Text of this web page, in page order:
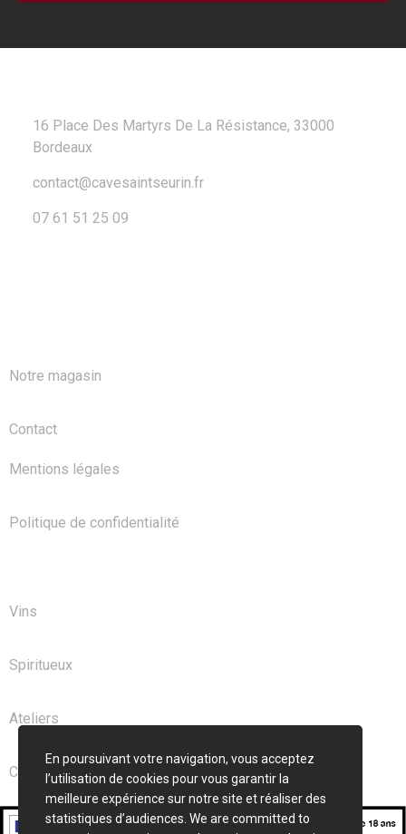
16 Place Des Martyrs De La Résistance, 33000
Bordeaux
contact@cavesaintseurin.fr
07 61 51 25 09
Notre magasin
Contact
Mentions légales
Politique de confidentialité
Vins
Spiritueux
Ateliers
Club
En poursuivant votre navigation, vous acceptez
l’utilisation de cookies pour vous garantir la
meilleure expérience sur notre site et réaliser des
statistiques d’audiences. We are committed to